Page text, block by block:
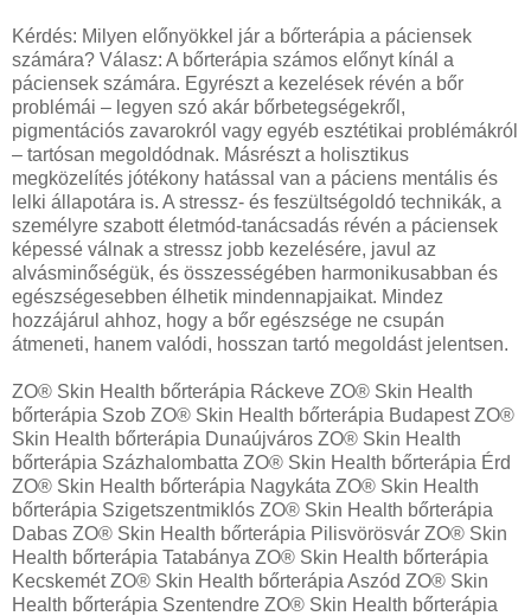
Kérdés: Milyen előnyökkel jár a bőrterápia a páciensek
számára? Válasz: A bőrterápia számos előnyt kínál a
páciensek számára. Egyrészt a kezelések révén a bőr
problémái – legyen szó akár bőrbetegségekről,
pigmentációs zavarokról vagy egyéb esztétikai problémákról
– tartósan megoldódnak. Másrészt a holisztikus
megközelítés jótékony hatással van a páciens mentális és
lelki állapotára is. A stressz- és feszültségoldó technikák, a
személyre szabott életmód-tanácsadás révén a páciensek
képessé válnak a stressz jobb kezelésére, javul az
alvásminőségük, és összességében harmonikusabban és
egészségesebben élhetik mindennapjaikat. Mindez
hozzájárul ahhoz, hogy a bőr egészsége ne csupán
átmeneti, hanem valódi, hosszan tartó megoldást jelentsen.
ZO® Skin Health bőrterápia Ráckeve ZO® Skin Health
bőrterápia Szob ZO® Skin Health bőrterápia Budapest ZO®
Skin Health bőrterápia Dunaújváros ZO® Skin Health
bőrterápia Százhalombatta ZO® Skin Health bőrterápia Érd
ZO® Skin Health bőrterápia Nagykáta ZO® Skin Health
bőrterápia Szigetszentmiklós ZO® Skin Health bőrterápia
Dabas ZO® Skin Health bőrterápia Pilisvörösvár ZO® Skin
Health bőrterápia Tatabánya ZO® Skin Health bőrterápia
Kecskemét ZO® Skin Health bőrterápia Aszód ZO® Skin
Health bőrterápia Szentendre ZO® Skin Health bőrterápia